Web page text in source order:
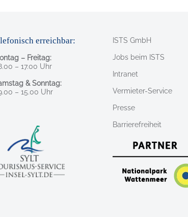
erreichbar:
– Freitag:
– 17.00 Uhr
& Sonntag:
– 15.00 Uhr
ISTS GmbH
Jobs beim ISTS
Intranet
Vermieter-Service
Presse
Barrierefreiheit